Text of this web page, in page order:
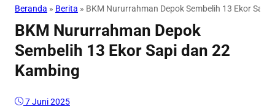
Beranda » Berita » BKM Nururrahman Depok Sembelih 13 Ekor Sapi
BKM Nururrahman Depok
Sembelih 13 Ekor Sapi dan 22
Kambing
7 Juni 2025